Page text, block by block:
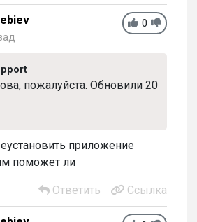
0
пожалуйста. Обновили 20
приложение
поможет ли
Ответить Ссылка